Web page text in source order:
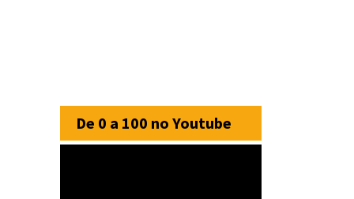
De 0 a 100 no Youtube